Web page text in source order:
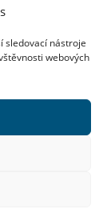
sledovací nástroje
webových